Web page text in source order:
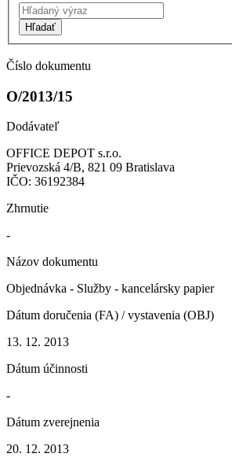
Hľadať
Číslo dokumentu
O/2013/15
Dodávateľ
OFFICE DEPOT s.r.o.
Prievozská 4/B, 821 09 Bratislava
IČO: 36192384
Zhrnutie
-
Názov dokumentu
Objednávka - Služby - kancelársky papier
Dátum doručenia (FA) / vystavenia (OBJ)
13. 12. 2013
Dátum účinnosti
-
Dátum zverejnenia
20. 12. 2013